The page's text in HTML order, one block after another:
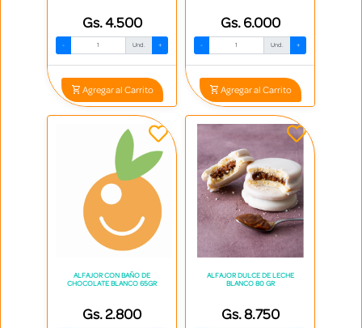
Gs. 4.500
- Und. +
Agregar al Carrito
Gs. 6.000
- Und. +
Agregar al Carrito
ALFAJOR CON BAÑO DE
CHOCOLATE BLANCO 65GR
Gs. 2.800
ALFAJOR DULCE DE LECHE
BLANCO 80 GR
Gs. 8.750